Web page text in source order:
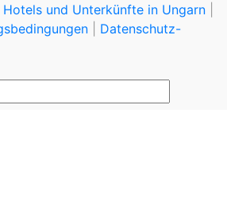
und Unterkünfte in Ungarn
Datenschutz-